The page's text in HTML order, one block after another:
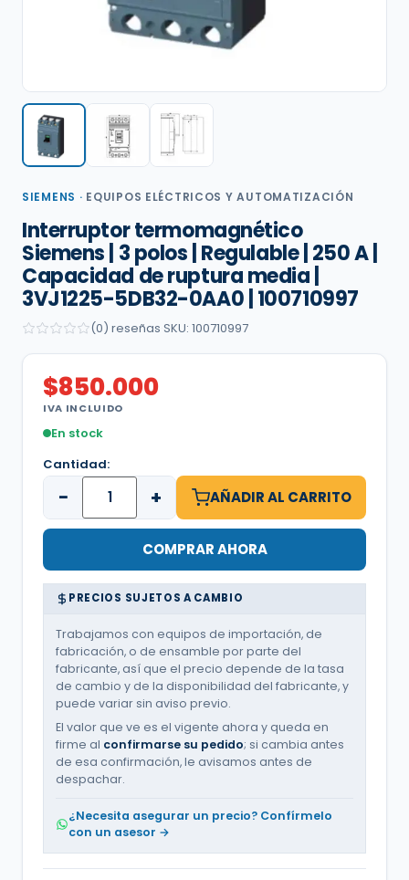
SIEMENS · EQUIPOS ELÉCTRICOS Y AUTOMATIZACIÓN
Interruptor termomagnético
Siemens | 3 polos | Regulable | 250 A |
Capacidad de ruptura media |
3VJ1225-5DB32-0AA0 | 100710997
(0) reseñas SKU: 100710997
$850.000
IVA INCLUIDO
En stock
Cantidad:
− + AÑADIR AL CARRITO
COMPRAR AHORA
PRECIOS SUJETOS A CAMBIO
Trabajamos con equipos de importación, de
fabricación, o de ensamble por parte del
fabricante, así que el precio depende de la tasa
de cambio y de la disponibilidad del fabricante, y
puede variar sin aviso previo.
El valor que ve es el vigente ahora y queda en
firme al confirmarse su pedido; si cambia antes
de esa confirmación, le avisamos antes de
despachar.
¿Necesita asegurar un precio? Confírmelo
con un asesor →